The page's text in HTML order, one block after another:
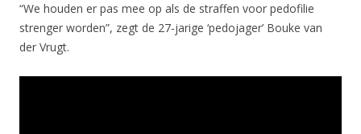
“We houden er pas mee op als de straffen voor pedofilie
strenger worden”, zegt de 27-jarige ‘pedojager’ Bouke van
der Vrugt.